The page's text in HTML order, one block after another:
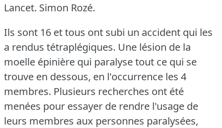
Lancet. Simon Rozé.
Ils sont 16 et tous ont subi un accident qui les
a rendus tétraplégiques. Une lésion de la
moelle épinière qui paralyse tout ce qui se
trouve en dessous, en l'occurrence les 4
membres. Plusieurs recherches ont été
menées pour essayer de rendre l'usage de
leurs membres aux personnes paralysées,